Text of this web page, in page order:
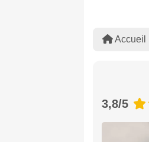
Accueil
3,8/5